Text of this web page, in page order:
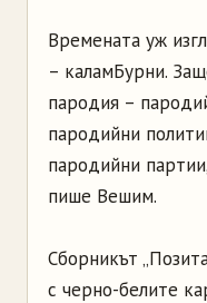
Времената уж
– каламБурни.
пародия –
пародийни
пародийни
пише Вешим.
Сборникът
с черно-белите